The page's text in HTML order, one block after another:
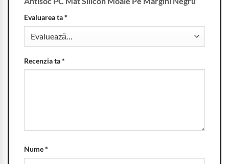
Evaluarea ta*
Recenzia ta*
Nume*